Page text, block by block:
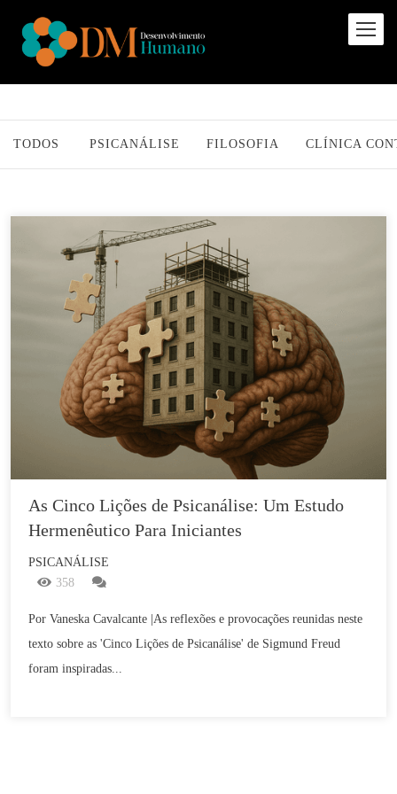
TODOS PSICANÁLISE FILOSOFIA CLÍNICA
As Cinco Lições de Psicanálise: Um Estudo
Hermenêutico Para Iniciantes
PSICANÁLISE
358
Por Vaneska Cavalcante |As reflexões e provocações reunidas neste
texto sobre as 'Cinco Lições de Psicanálise' de Sigmund Freud
foram inspiradas...